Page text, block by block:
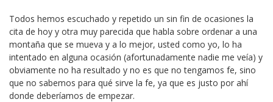
Todos hemos escuchado y repetido un sin fin de ocasiones la
cita de hoy y otra muy parecida que habla sobre ordenar a una
montaña que se mueva y a lo mejor, usted como yo, lo ha
intentado en alguna ocasión (afortunadamente nadie me veía) y
obviamente no ha resultado y no es que no tengamos fe, sino
que no sabemos para qué sirve la fe, ya que es justo por ahí
donde deberíamos de empezar.